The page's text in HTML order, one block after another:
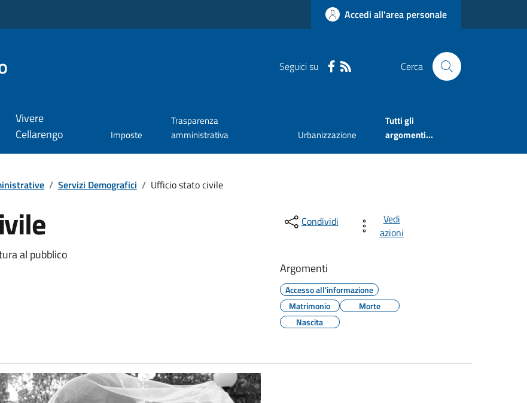
Accedi all'area personale
Seguici su Cerca
Vivere
Cellarengo
Imposte
Trasparenza
amministrativa
Urbanizzazione
Tutti gli
argomenti...
/ Servizi Demografici / Ufficio stato civile
al pubblico
Condividi
Vedi
azioni
Argomenti
Accesso all'informazione
Matrimonio
Morte
Nascita